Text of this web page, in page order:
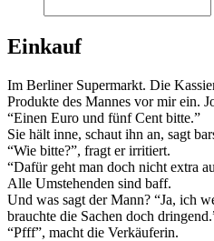
for:
Einkauf
Im Berliner Supermarkt. Die
Produkte des Mannes vor mir ein.
“Einen Euro und fünf Cent bitte.”
Sie hält inne, schaut ihn an, sagt
“Wie bitte?”, fragt er irritiert.
“Dafür geht man doch nicht extra
Alle Umstehenden sind baff.
Und was sagt der Mann? “Ja, ich
brauchte die Sachen doch
“Pfff”, macht die Verkäuferin.